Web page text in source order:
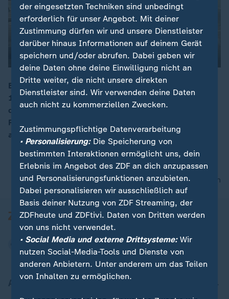
00:04
Bei Protesten gegen die Regierung in Venezuela ist ein
16-Jähriger Demonstrant getötet worden. Angesichts
der schweren politischen Krise im Land hat die US-
Regierung die Ausreise von Diplomaten-Familien
angeordnet.
nach oben
der eingesetzten Techniken sind unbedingt
erforderlich für unser Angebot. Mit deiner
Zustimmung dürfen wir und unsere Dienstleister
darüber hinaus Informationen auf deinem Gerät
speichern und/oder abrufen. Dabei geben wir
deine Daten ohne deine Einwilligung nicht an
Dritte weiter, die nicht unsere direkten
Dienstleister sind. Wir verwenden deine Daten
auch nicht zu kommerziellen Zwecken.
Zustimmungspflichtige Datenverarbeitung
• Personalisierung:Die Speicherung von
bestimmten Interaktionen ermöglicht uns, dein
Erlebnis im Angebot des ZDF an dich anzupassen
und Personalisierungsfunktionen anzubieten.
Dabei personalisieren wir ausschließlich auf
Basis deiner Nutzung von ZDF Streaming, der
ZDFheute und ZDFtivi. Daten von Dritten werden
von uns nicht verwendet.
• Social Media und externe Drittsysteme:Wir
nutzen Social-Media-Tools und Dienste von
anderen Anbietern. Unter anderem um das Teilen
von Inhalten zu ermöglichen.